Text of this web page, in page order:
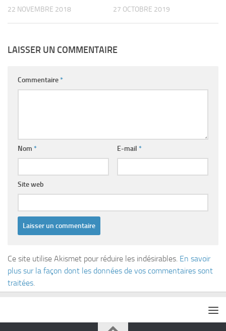
22 NOVEMBRE 2018 27 OCTOBRE 2019
LAISSER UN COMMENTAIRE
Commentaire*
Nom * E-mail *
Site web
Ce site utilise Akismet pour réduire les indésirables. En savoir
plus sur la façon dont les données de vos commentaires sont
traitées.